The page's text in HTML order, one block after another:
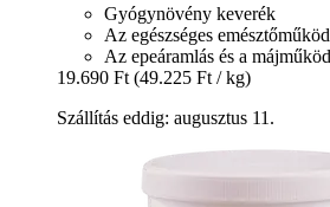
Gyógynövény keverék
Az egészséges
Az epeáramlás és a
19.690 Ft (49.225 Ft / kg)
Szállítás eddig: augusztus 11.